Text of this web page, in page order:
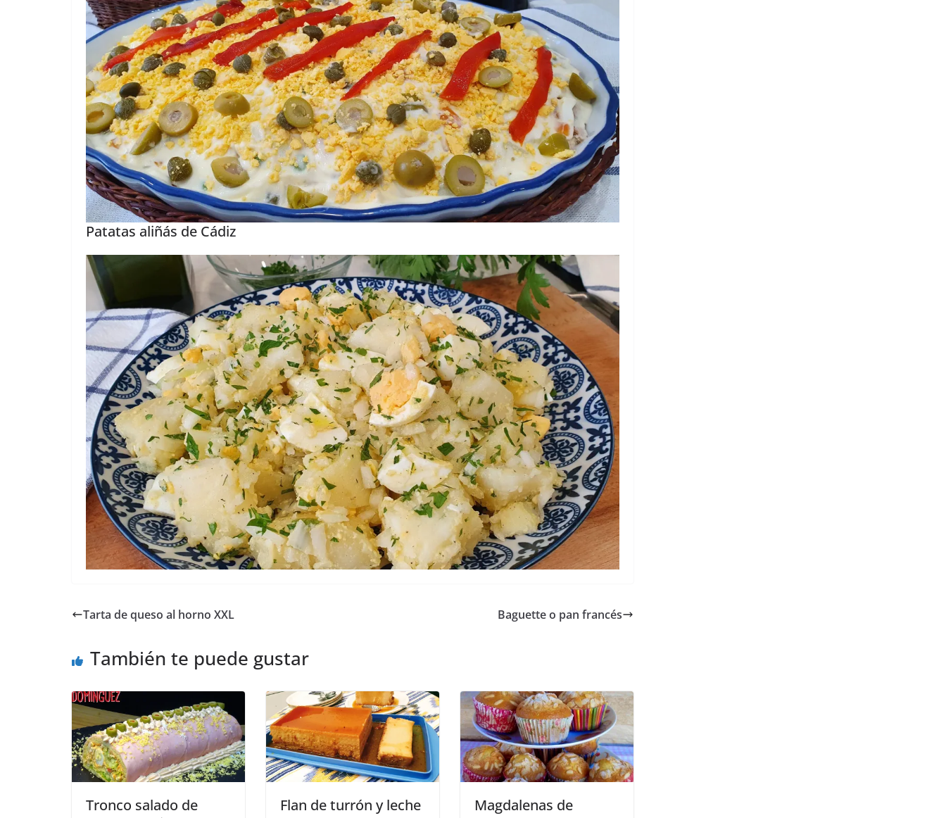
Patatas aliñás de Cádiz
Tarta de queso al horno XXL Baguette o pan francés
También te puede gustar
Tronco salado de
Flan de turrón y leche
Magdalenas de